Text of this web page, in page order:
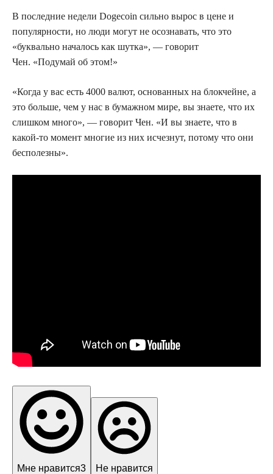
В последние недели Dogecoin сильно вырос в цене и
популярности, но люди могут не осознавать, что это
«буквально началось как шутка», — говорит
Чен. «Подумай об этом!»
«Когда у вас есть 4000 валют, основанных на блокчейне, а
это больше, чем у нас в бумажном мире, вы знаете, что их
слишком много», — говорит Чен. «И вы знаете, что в
какой-то момент многие из них исчезнут, потому что они
бесполезны».
Мне нравится3 Не нравится